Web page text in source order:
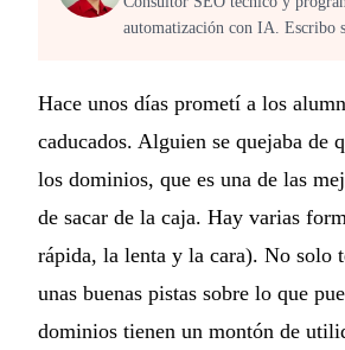
automatización con IA. Escribo
Hace unos días prometí a los
caducados. Alguien se quejaba de
los dominios, que es una de las
de sacar de la caja. Hay varias
rápida, la lenta y la cara). No solo
unas buenas pistas sobre lo que
dominios tienen un montón de